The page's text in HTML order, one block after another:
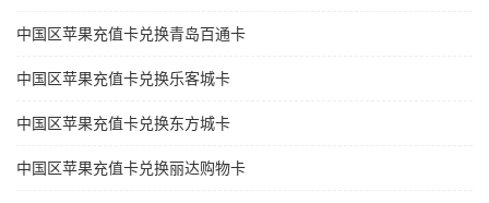
中国区苹果充值卡兑换青岛百通卡
中国区苹果充值卡兑换乐客城卡
中国区苹果充值卡兑换东方城卡
中国区苹果充值卡兑换丽达购物卡